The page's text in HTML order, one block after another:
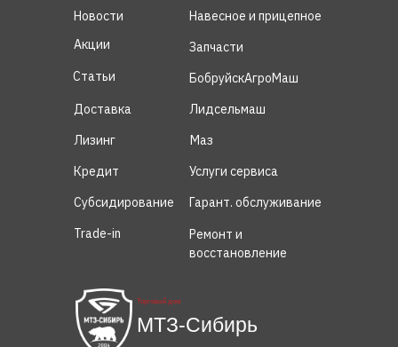
Торговый дом
МТЗ-Сибирь
Акции
Статьи
Новости
Trade-in
Субсидирование
Кредит
Лизинг
Ремонт и
восстановление
Гарант. обслуживание
Услуги сервиса
Доставка
Маз
Лидсельмаш
БобруйскАгроМаш
Запчасти
Навесное и прицепное